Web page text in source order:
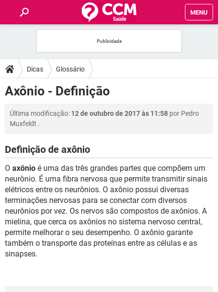
MENU
FÓRUM
SAÚDE
FAMÍLIA
SEXUALIDADE
GLOSSÁRIO
Dicas Glossário
Axônio - Definição
Última modificação: 12 de outubro de 2017 às 11:58 por Pedro
Muxfeldt .
Definição de axônio
O axônio é uma das três grandes partes que compõem um
neurônio. É uma fibra nervosa que permite transmitir sinais
elétricos entre os neurônios. O axônio possui diversas
terminações nervosas para se conectar com diversos
neurônios por vez. Os nervos são compostos de axônios. A
mielina, que cerca os axônios no sistema nervoso central,
permite melhorar o seu desempenho. O axônio garante
também o transporte das proteínas entre as células e as
sinapses.